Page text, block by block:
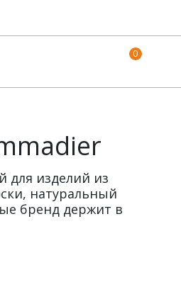
0
для изделий из
натуральный
бренд держит в